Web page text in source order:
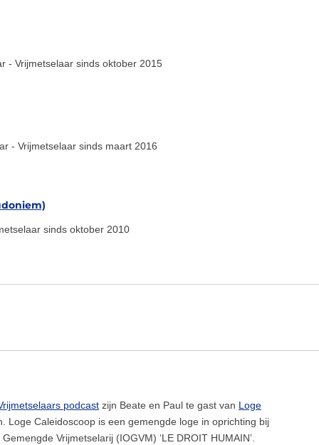
- Vrijmetselaar sinds oktober 2015
- Vrijmetselaar sinds maart 2016
sinds oktober 2010
podcast zijn Beate en Paul te gast van Loge
Loge Caleidoscoop is een gemengde loge in oprichting bij
Vrijmetselarij (IOGVM) ‘LE DROIT HUMAIN’.